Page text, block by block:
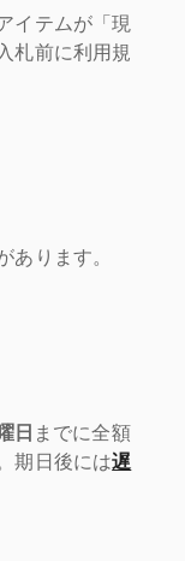
イテムが「現
札前に利用規
あります。
日 までに全額
期日後には遅